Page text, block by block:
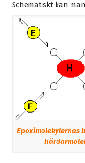
Schematiskt kan
Epoximolekylernas